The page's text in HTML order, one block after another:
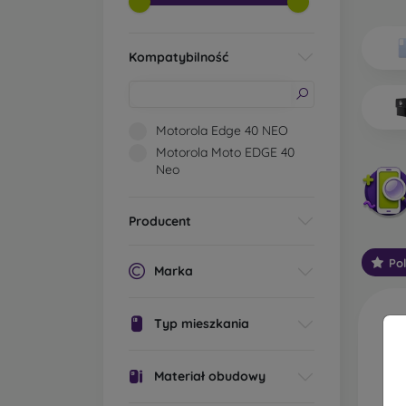
Kompatybilność
Motorola Edge 40 NEO
Motorola Moto EDGE 40
Neo
Producent
Marka
Typ mieszkania
Materiał obudowy